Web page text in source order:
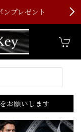
プレゼント
お願いします